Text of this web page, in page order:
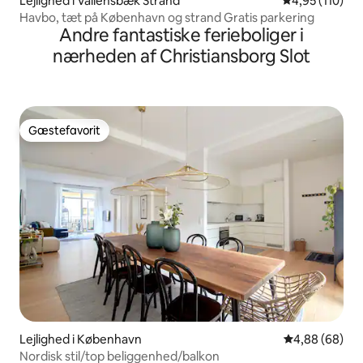
Havbo, tæt på København og strand Gratis parkering
Andre fantastiske ferieboliger i
nærheden af Christiansborg Slot
Gæstefavorit
Gæstefavorit
Lejlighed i København 4,88 ud af 5 i
4,88 (68)
Nordisk stil/top beliggenhed/balkon